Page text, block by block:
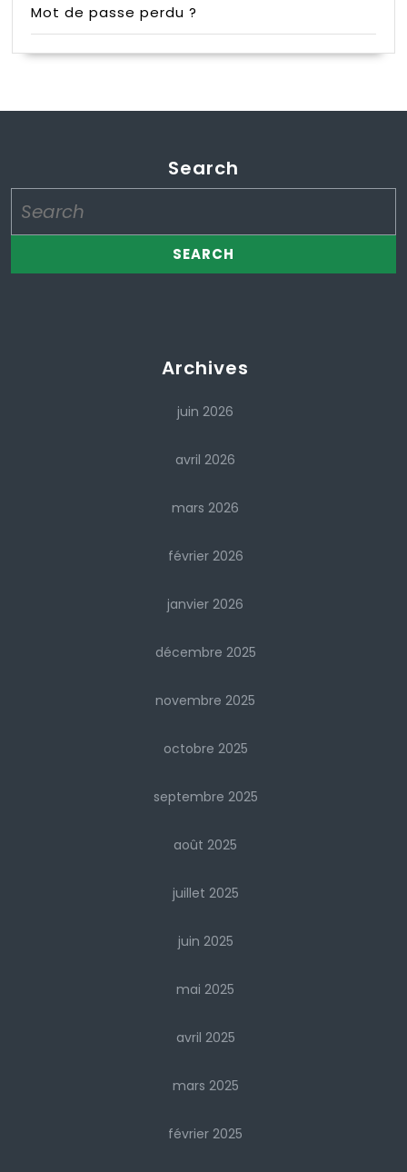
Mot de passe perdu ?
Search
for:
Archives
juin 2026
avril 2026
mars 2026
février 2026
janvier 2026
décembre 2025
novembre 2025
octobre 2025
septembre 2025
août 2025
juillet 2025
juin 2025
mai 2025
avril 2025
mars 2025
février 2025